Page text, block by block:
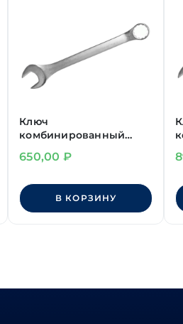
Ключ
комбинированный
650,00 ₽
В КОРЗИНУ